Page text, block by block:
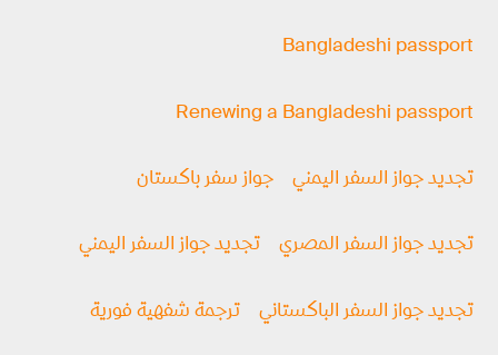
Bangladeshi passport
Renewing a Bangladeshi passport
تجديد جواز السفر اليمني جواز سفر باكستان
تجديد جواز السفر المصري تجديد جواز السفر اليمني
تجديد جواز السفر الباكستاني ترجمة شفهية فورية